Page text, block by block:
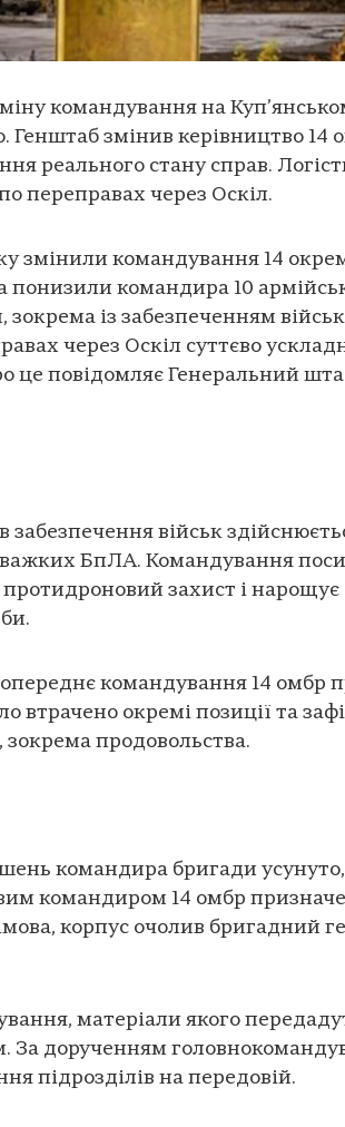
командування на
Генштаб змінив керівництво 14
реального стану справ.
переправах через Оскіл.
змінили командування 14
понизили командира 10
зокрема із забезпеченням
через Оскіл суттєво
це повідомляє Генеральний
військ
важких БпЛА. Командування
захист і нарощує
командування 14 омбр
втрачено окремі позиції та
продовольства.
командира бригади
командиром 14 омбр
корпус очолив бригадний
матеріали якого
За дорученням
підрозділів на передовій.